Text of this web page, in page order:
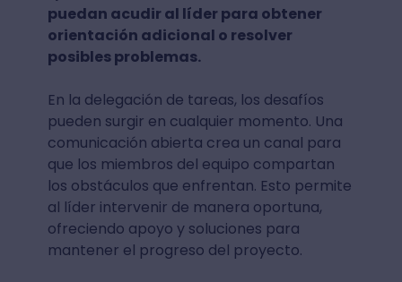
puedan acudir al líder para obtener
orientación adicional o resolver
posibles problemas.
En la delegación de tareas, los desafíos
pueden surgir en cualquier momento. Una
comunicación abierta crea un canal para
que los miembros del equipo compartan
los obstáculos que enfrentan. Esto permite
al líder intervenir de manera oportuna,
ofreciendo apoyo y soluciones para
mantener el progreso del proyecto.